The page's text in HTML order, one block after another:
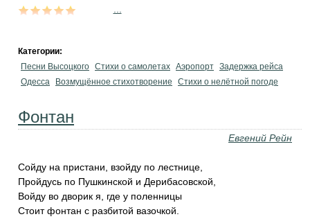
Категории:
Песни Высоцкого Стихи о самолетах Аэропорт Задержка рейса
Одесса
Возмущённое стихотворение Стихи о нелётной погоде
Фонтан
Евгений Рейн
Сойду на пристани, взойду по лестнице,
Пройдусь по Пушкинской и Дерибасовской,
Войду во дворик я, где у поленницы
Стоит фонтан с разбитой вазочкой.